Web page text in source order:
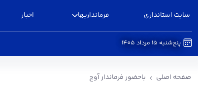
سایت استانداری فرمانداریها اخبار
پنج‌شنبه 15 مرداد 1405
صفحه اصلی باحضور فرماندار آوج